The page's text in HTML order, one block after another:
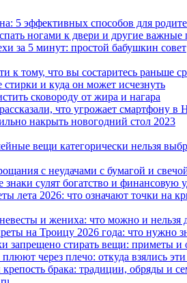
5 эффективных способов для
ногами к двери и другие важные
за 5 минут: простой бабушкин совет
к тому, что вы состаритесь раньше
и куда он может исчезнуть
сковороду от жира и нагара
что угрожает смартфону в
накрыть новогодний стол 2023
вещи категорически нельзя
с неудачами с бумагой и
сулят богатство и финансовую
лета 2026: что означают точки на
и жениха: что можно и нельзя
на Троицу 2026 года: что нужно
запрещено стирать вещи: приметы и
через плечо: откуда взялись
брака: традиции, обряды и